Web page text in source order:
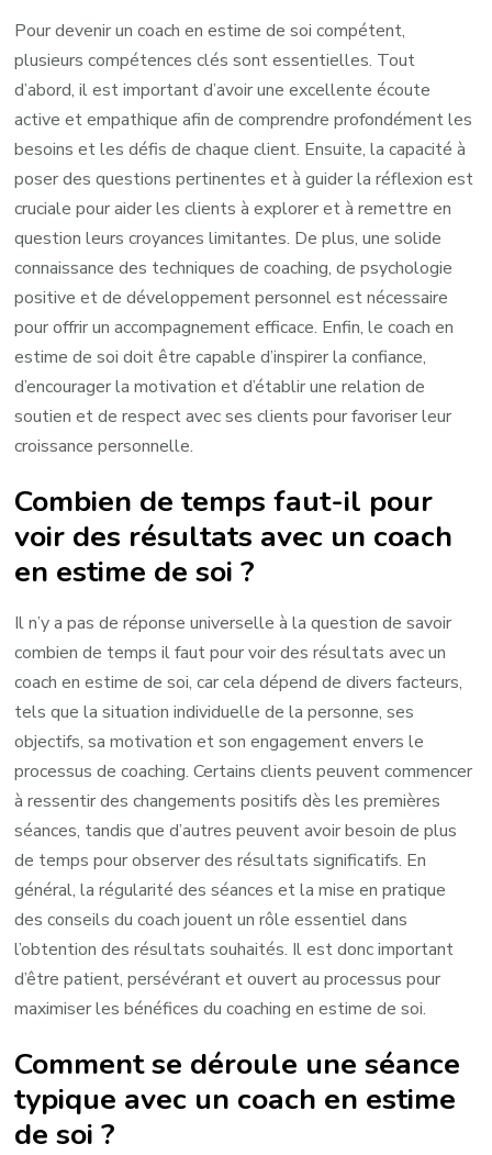
Pour devenir un coach en estime de soi compétent,
plusieurs compétences clés sont essentielles. Tout
d’abord, il est important d’avoir une excellente écoute
active et empathique afin de comprendre profondément les
besoins et les défis de chaque client. Ensuite, la capacité à
poser des questions pertinentes et à guider la réflexion est
cruciale pour aider les clients à explorer et à remettre en
question leurs croyances limitantes. De plus, une solide
connaissance des techniques de coaching, de psychologie
positive et de développement personnel est nécessaire
pour offrir un accompagnement efficace. Enfin, le coach en
estime de soi doit être capable d’inspirer la confiance,
d’encourager la motivation et d’établir une relation de
soutien et de respect avec ses clients pour favoriser leur
croissance personnelle.
Combien de temps faut-il pour
voir des résultats avec un coach
en estime de soi ?
Il n’y a pas de réponse universelle à la question de savoir
combien de temps il faut pour voir des résultats avec un
coach en estime de soi, car cela dépend de divers facteurs,
tels que la situation individuelle de la personne, ses
objectifs, sa motivation et son engagement envers le
processus de coaching. Certains clients peuvent commencer
à ressentir des changements positifs dès les premières
séances, tandis que d’autres peuvent avoir besoin de plus
de temps pour observer des résultats significatifs. En
général, la régularité des séances et la mise en pratique
des conseils du coach jouent un rôle essentiel dans
l’obtention des résultats souhaités. Il est donc important
d’être patient, persévérant et ouvert au processus pour
maximiser les bénéfices du coaching en estime de soi.
Comment se déroule une séance
typique avec un coach en estime
de soi ?